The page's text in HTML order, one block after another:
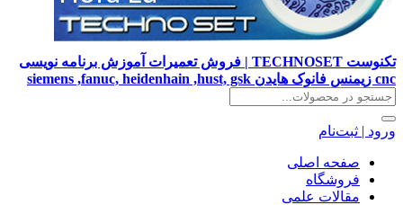
تکنوست TECHNOSET | فروش تعمیرات آموزش برنامه نویسی
cnc زیمنس فانوک هایدن siemens ,fanuc, heidenhain ,hust, gsk
ورود | ثبت‌نام
صفحه اصلی
فروشگاه
مقالات علمی